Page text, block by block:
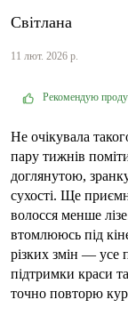
Світлана
11 лют. 2026 р.
Рекомендую
Не очікувала
пару тижнів
доглянутою,
сухості. Ще
волосся менше
втомлююсь під
різких змін — усе
підтримки краси
точно повторю